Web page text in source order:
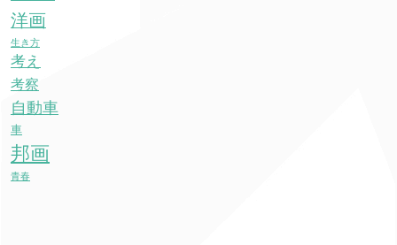
洋画
生き方
考え
考察
自動車
車
邦画
青春